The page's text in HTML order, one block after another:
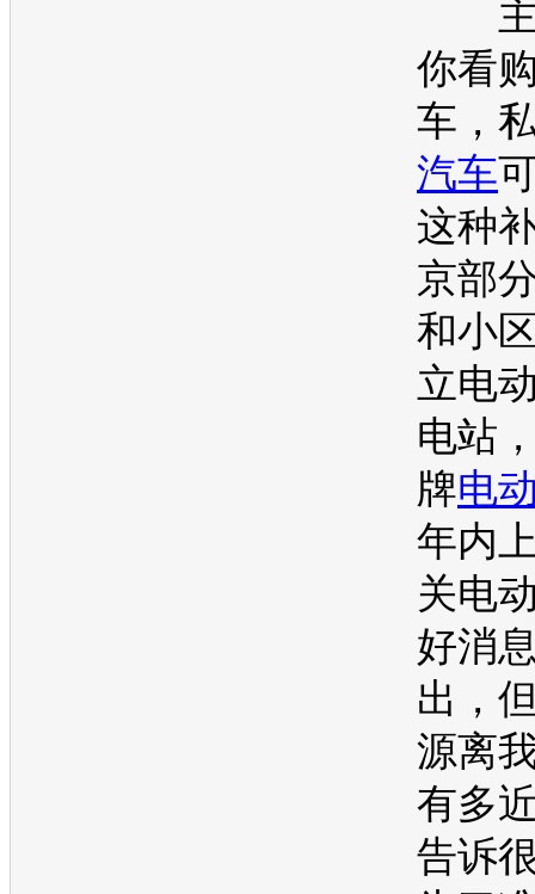
主
你看
车，
汽车
这种
京部
和小
立电
电站
牌电
年内
关电
好消
出，
源离
有多
告诉